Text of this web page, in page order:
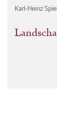
Karl-Heinz